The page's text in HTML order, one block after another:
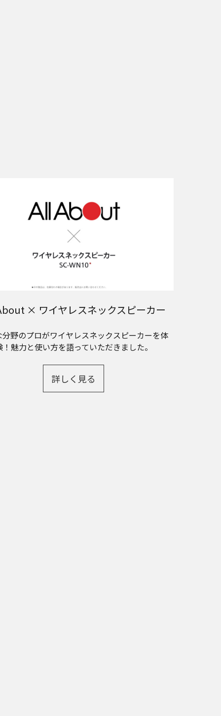
× ワイヤレスネックスピーカー
分野のプロがワイヤレスネックスピーカーを体
！魅力と使い方を語っていただきました。
詳しく見る